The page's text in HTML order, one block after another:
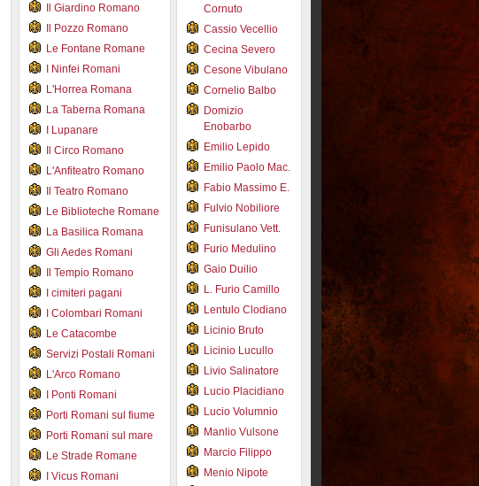
Il Giardino Romano
Il Pozzo Romano
Le Fontane Romane
I Ninfei Romani
L'Horrea Romana
La Taberna Romana
I Lupanare
Il Circo Romano
L'Anfiteatro Romano
Il Teatro Romano
Le Biblioteche Romane
La Basilica Romana
Gli Aedes Romani
Il Tempio Romano
I cimiteri pagani
I Colombari Romani
Le Catacombe
Servizi Postali Romani
L'Arco Romano
I Ponti Romani
Porti Romani sul fiume
Porti Romani sul mare
Le Strade Romane
I Vicus Romani
Cornuto
Cassio Vecellio
Cecina Severo
Cesone Vibulano
Cornelio Balbo
Domizio
Enobarbo
Emilio Lepido
Emilio Paolo Mac.
Fabio Massimo E.
Fulvio Nobiliore
Funisulano Vett.
Furio Medulino
Gaio Duilio
L. Furio Camillo
Lentulo Clodiano
Licinio Bruto
Licinio Lucullo
Livio Salinatore
Lucio Placidiano
Lucio Volumnio
Manlio Vulsone
Marcio Filippo
Menio Nipote